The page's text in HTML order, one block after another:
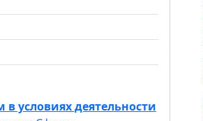
условиях деятельности